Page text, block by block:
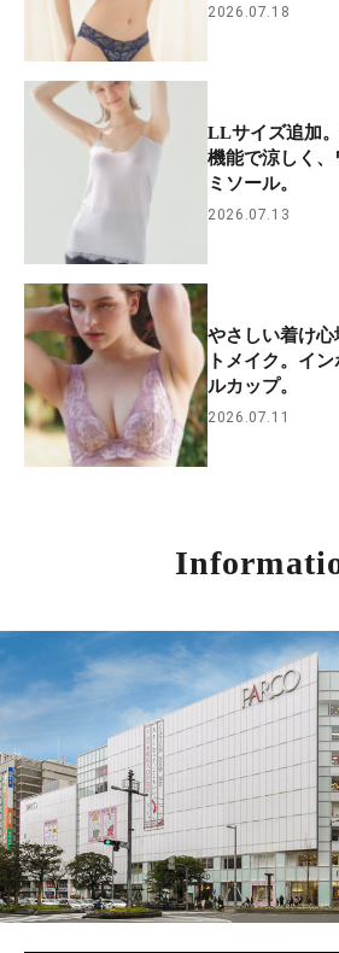
2026.07.18
LLサイズ追加
機能で涼しく
ミソール。
2026.07.13
やさしい着け
トメイク。イ
ルカップ。
2026.07.11